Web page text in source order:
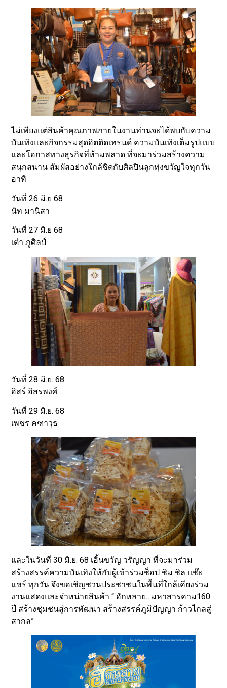
ไม่เพียงแต่สินค้าคุณภาพภายในงานท่านจะได้พบกับความ
บันเทิงและกิจกรรมสุดฮิตติดเทรนด์ ความบันเทิงเต็มรูปแบบ
และโอกาสทางธุรกิจที่ห้ามพลาด ที่จะมาร่วมสร้างความ
สนุกสนาน สัมผัสอย่างใกล้ชิดกับศิลปินลูกทุ่งขวัญใจทุกวัน
อาทิ
วันที่ 26 มิ.ย 68
นัท มานิสา
วันที่ 27 มิ.ย 68
เต๋า ภูศิลป์
วันที่ 28 มิ.ย. 68
อิสร์ อิสรพงศ์
วันที่ 29 มิ.ย. 68
เพชร คฑาวุธ
และในวันที่ 30 มิ.ย. 68 เอิ้นขวัญ วรัญญา ที่จะมาร่วม
สร้างสรรค์ความบันเทิงให้กับผู้เข้าร่วมช็อป ชิม ชิล แช๊ะ
แชร์ ทุกวัน จึงขอเชิญชวนประชาชนในพื้นที่ใกล้เคียงร่วม
งานแสดงและจำหน่ายสินค้า “ ฮักหลาย…มหาสารคาม160
ปี สร้างชุมชนสู่การพัฒนา สร้างสรรค์ภูมิปัญญา ก้าวไกลสู่
สากล”